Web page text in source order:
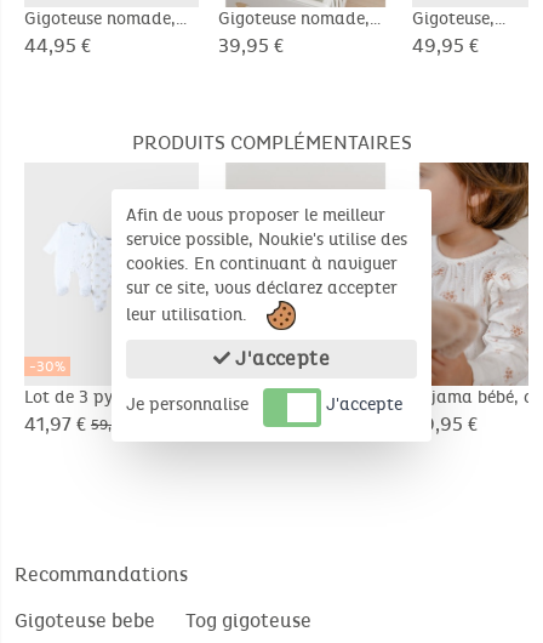
Gigoteuse nomade,
mousseline de coton
44,95 €
Gigoteuse nomade,
coton bio, 1-6 mois
39,95 €
Gigoteuse,
Veloudoux®, 6-
49,95 €
PRODUITS COMPLÉMENTAIRES
-30%
Lot de 3 pyjamas
bébé, jersey
41,97 € 59,95 €
Pyjama bébé, coton
fantaisie
29,95 €
Pyjama bébé,
fantaisie
29,95 €
Recommandations
Gigoteuse bebe
Tog gigoteuse
Afin de vous proposer le meilleur
service possible, Noukie's utilise des
cookies. En continuant à naviguer
sur ce site, vous déclarez accepter
leur utilisation.
J'accepte
Je personnalise J'accepte